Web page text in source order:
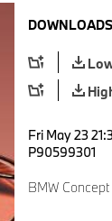
Fri May 23
P90599301
BMW